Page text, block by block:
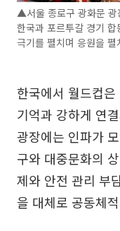
▲서울 종로구 광화문 광
한국과 포르투갈 경기
극기를 펼치며 응원을
한국에서 월드컵
기억과 강하게 연
광장에는 인파가
구와 대중문화의
제와 안전 관리 부
을 대체로 공동체